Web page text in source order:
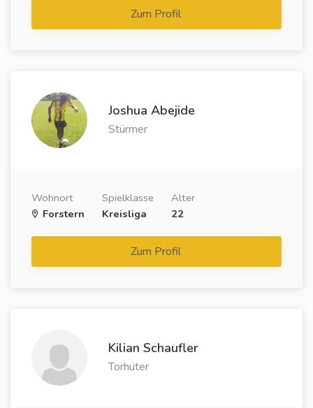
Zum Profil
Joshua Abejide
Stürmer
Wohnort
Forstern
Spielklasse
Kreisliga
Alter
22
Zum Profil
Kilian Schaufler
Torhüter